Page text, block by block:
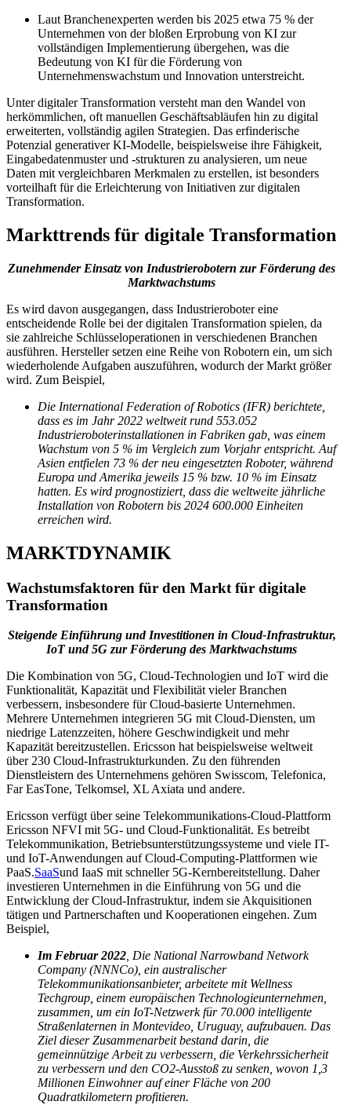
Laut Branchenexperten werden bis 2025 etwa 75 % der
Unternehmen von der bloßen Erprobung von KI zur
vollständigen Implementierung übergehen, was die
Bedeutung von KI für die Förderung von
Unternehmenswachstum und Innovation unterstreicht.
Unter digitaler Transformation versteht man den Wandel von
herkömmlichen, oft manuellen Geschäftsabläufen hin zu digital
erweiterten, vollständig agilen Strategien. Das erfinderische
Potenzial generativer KI-Modelle, beispielsweise ihre Fähigkeit,
Eingabedatenmuster und -strukturen zu analysieren, um neue
Daten mit vergleichbaren Merkmalen zu erstellen, ist besonders
vorteilhaft für die Erleichterung von Initiativen zur digitalen
Transformation.
Markttrends für digitale Transformation
Zunehmender Einsatz von Industrierobotern zur Förderung des
Marktwachstums
Es wird davon ausgegangen, dass Industrieroboter eine
entscheidende Rolle bei der digitalen Transformation spielen, da
sie zahlreiche Schlüsseloperationen in verschiedenen Branchen
ausführen. Hersteller setzen eine Reihe von Robotern ein, um sich
wiederholende Aufgaben auszuführen, wodurch der Markt größer
wird. Zum Beispiel,
Die International Federation of Robotics (IFR) berichtete,
dass es im Jahr 2022 weltweit rund 553.052
Industrieroboterinstallationen in Fabriken gab, was einem
Wachstum von 5 % im Vergleich zum Vorjahr entspricht. Auf
Asien entfielen 73 % der neu eingesetzten Roboter, während
Europa und Amerika jeweils 15 % bzw. 10 % im Einsatz
hatten. Es wird prognostiziert, dass die weltweite jährliche
Installation von Robotern bis 2024 600.000 Einheiten
erreichen wird.
MARKTDYNAMIK
Wachstumsfaktoren für den Markt für digitale
Transformation
Steigende Einführung und Investitionen in Cloud-Infrastruktur,
IoT und 5G zur Förderung des Marktwachstums
Die Kombination von 5G, Cloud-Technologien und IoT wird die
Funktionalität, Kapazität und Flexibilität vieler Branchen
verbessern, insbesondere für Cloud-basierte Unternehmen.
Mehrere Unternehmen integrieren 5G mit Cloud-Diensten, um
niedrige Latenzzeiten, höhere Geschwindigkeit und mehr
Kapazität bereitzustellen. Ericsson hat beispielsweise weltweit
über 230 Cloud-Infrastrukturkunden. Zu den führenden
Dienstleistern des Unternehmens gehören Swisscom, Telefonica,
Far EasTone, Telkomsel, XL Axiata und andere.
Ericsson verfügt über seine Telekommunikations-Cloud-Plattform
Ericsson NFVI mit 5G- und Cloud-Funktionalität. Es betreibt
Telekommunikation, Betriebsunterstützungssysteme und viele IT-
und IoT-Anwendungen auf Cloud-Computing-Plattformen wie
PaaS.SaaSund IaaS mit schneller 5G-Kernbereitstellung. Daher
investieren Unternehmen in die Einführung von 5G und die
Entwicklung der Cloud-Infrastruktur, indem sie Akquisitionen
tätigen und Partnerschaften und Kooperationen eingehen. Zum
Beispiel,
Im Februar 2022 Die National Narrowband Network
Company (NNNCo), ein australischer
Telekommunikationsanbieter, arbeitete mit Wellness
Techgroup, einem europäischen Technologieunternehmen,
zusammen, um ein IoT-Netzwerk für 70.000 intelligente
Straßenlaternen in Montevideo, Uruguay, aufzubauen. Das
Ziel dieser Zusammenarbeit bestand darin, die
gemeinnützige Arbeit zu verbessern, die Verkehrssicherheit
zu verbessern und den CO2-Ausstoß zu senken, wovon 1,3
Millionen Einwohner auf einer Fläche von 200
Quadratkilometern profitieren.